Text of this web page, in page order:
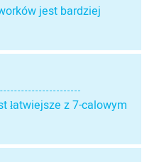
jest bardziej
łatwiejsze z 7-calowym